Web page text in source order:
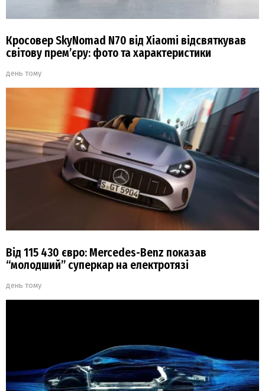
Кросовер SkyNomad N70 від Xiaomi відсвяткував
світову прем’єру: фото та характеристики
день тому
Від 115 430 євро: Mercedes-Benz показав
“молодший” суперкар на електротязі
день тому